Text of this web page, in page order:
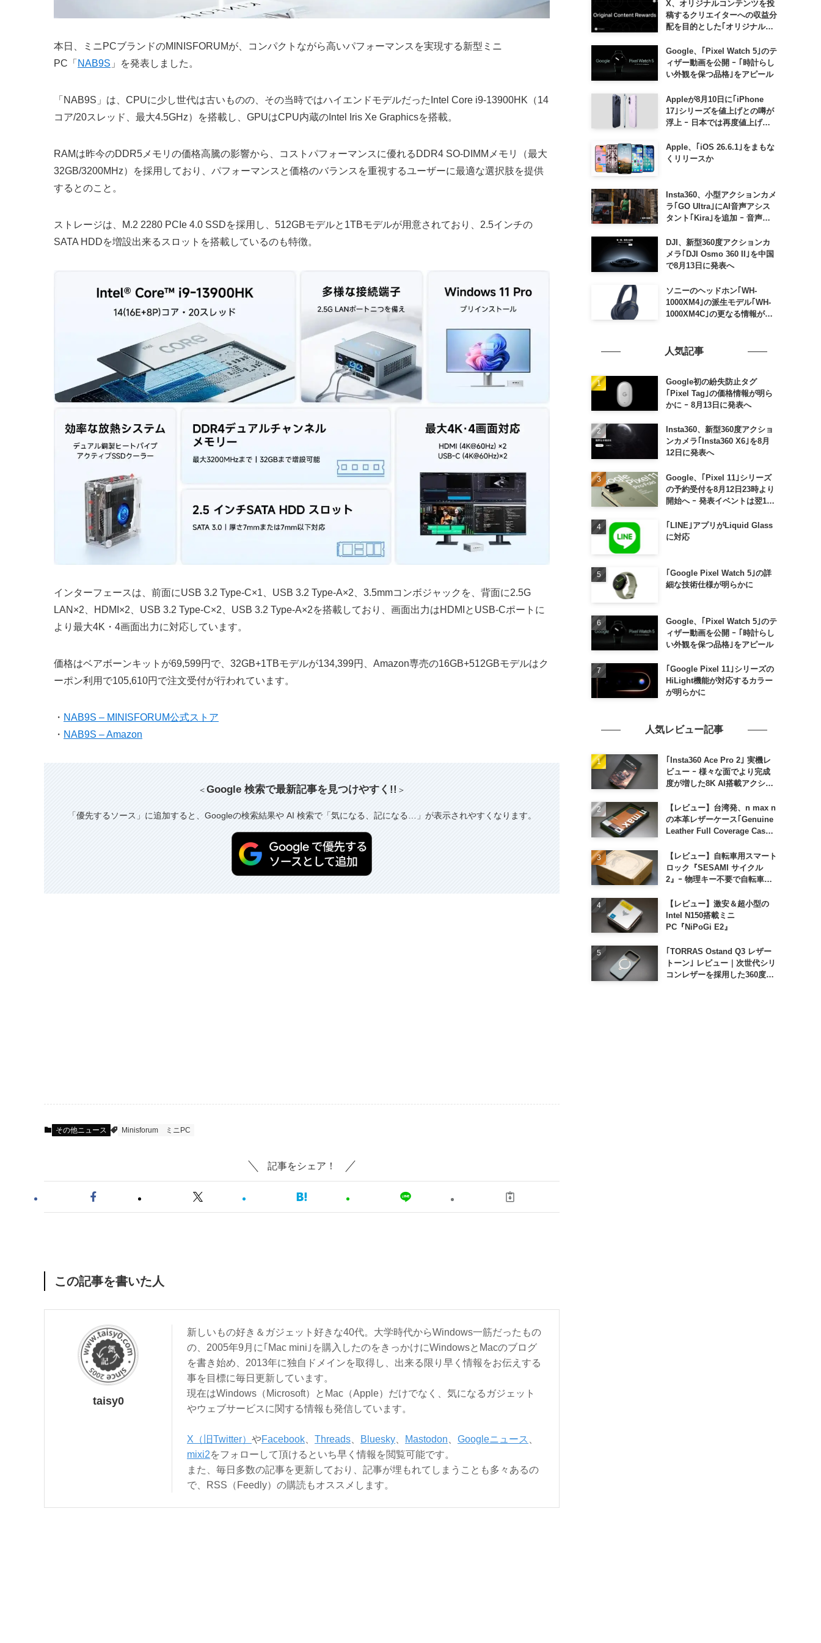
本日、ミニPCブランドのMINISFORUMが、コンパクトながら高いパフォーマンスを実現する新型ミニ
PC「 NAB9S 」を発表しました。
「NAB9S」は、CPUに少し世代は古いものの、その当時ではハイエンドモデルだったIntel Core i9-13900HK（14
コア/20スレッド、最大4.5GHz）を搭載し、GPUはCPU内蔵のIntel Iris Xe Graphicsを搭載。
RAMは昨今のDDR5メモリの価格高騰の影響から、コストパフォーマンスに優れるDDR4 SO-DIMMメモリ（最大
32GB/3200MHz）を採用しており、パフォーマンスと価格のバランスを重視するユーザーに最適な選択肢を提供
するとのこと。
ストレージは、M.2 2280 PCIe 4.0 SSDを採用し、512GBモデルと1TBモデルが用意されており、2.5インチの
SATA HDDを増設出来るスロットを搭載しているのも特徴。
インターフェースは、前面にUSB 3.2 Type-C×1、USB 3.2 Type-A×2、3.5mmコンボジャックを、背面に2.5G
LAN×2、HDMI×2、USB 3.2 Type-C×2、USB 3.2 Type-A×2を搭載しており、画面出力はHDMIとUSB-Cポートに
より最大4K・4画面出力に対応しています。
価格はベアボーンキットが69,599円で、32GB+1TBモデルが134,399円、Amazon専売の16GB+512GBモデルはク
ーポン利用で105,610円で注文受付が行われています。
・ NAB9S – MINISFORUM公式ストア
・ NAB9S – Amazon
＜Google 検索で最新記事を見つけやすく!! ＞
「優先するソース」に追加すると、Googleの検索結果や AI 検索で「気になる、記になる…」が表示されやすくなります。
その他ニュース Minisforum ミニPC
記事をシェア！
この記事を書いた人
taisy0
新しいもの好き＆ガジェット好きな40代。大学時代からWindows一筋だったもの
の、2005年9月に｢Mac mini｣を購入したのをきっかけにWindowsとMacのブログ
を書き始め、2013年に独自ドメインを取得し、出来る限り早く情報をお伝えする
事を目標に毎日更新しています。
現在はWindows（Microsoft）とMac（Apple）だけでなく、気になるガジェット
やウェブサービスに関する情報も発信しています。
X（旧Twitter） やFacebook Threads Bluesky Mastodon Googleニュース
mixi2をフォローして頂けるといち早く情報を閲覧可能です。
また、毎日多数の記事を更新しており、記事が埋もれてしまうことも多々あるの
で、RSS（Feedly）の購読もオススメします。
X、オリジナルコンテンツを投
稿するクリエイターへの収益分
配を目的とした｢オリジナルコ
入へ ｰ 従来の｢収益分配｣は廃
止
Google、｢Pixel Watch 5｣のテ
ィザー動画を公開 ｰ ｢時計らし
い外観を保つ品格｣をアピール
Appleが8月10日に｢iPhone
17｣シリーズを値上げとの噂が
浮上 ｰ 日本では再度値上げの
Apple、｢iOS 26.6.1｣をまもな
くリリースか
Insta360、小型アクションカメ
ラ｢GO Ultra｣にAI音声アシス
タント｢Kira｣を追加 ｰ 音声で
などが利用可能に
DJI、新型360度アクションカ
メラ｢DJI Osmo 360 II｣を中国
で8月13日に発表へ
ソニーのヘッドホン｢WH-
1000XM4｣の派生モデル｢WH-
1000XM4C｣の更なる情報が明
人気記事
Google初の紛失防止タグ
｢Pixel Tag｣の価格情報が明ら
かに ｰ 8月13日に発表へ
Insta360、新型360度アクショ
ンカメラ｢Insta360 X6｣を8月
12日に発表へ
Google、｢Pixel 11｣シリーズ
の予約受付を8月12日23時より
開始へ ｰ 発表イベントは翌13
｢LINE｣アプリがLiquid Glass
に対応
｢Google Pixel Watch 5｣の詳
細な技術仕様が明らかに
Google、｢Pixel Watch 5｣のテ
ィザー動画を公開 ｰ ｢時計らし
い外観を保つ品格｣をアピール
｢Google Pixel 11｣シリーズの
HiLight機能が対応するカラー
が明らかに
人気レビュー記事
｢Insta360 Ace Pro 2｣ 実機レ
ビュー ｰ 様々な面でより完成
度が増した8K AI搭載アクショ
【レビュー】台湾発、n max n
の本革レザーケース｢Genuine
Leather Full Coverage Case
【レビュー】自転車用スマート
ロック『SESAMI サイクル
2』ｰ 物理キー不要で自転車の
【レビュー】激安＆超小型の
Intel N150搭載ミニ
PC『NiPoGi E2』
｢TORRAS Ostand Q3 レザー
トーン｣ レビュー｜次世代シリ
コンレザーを採用した360度回